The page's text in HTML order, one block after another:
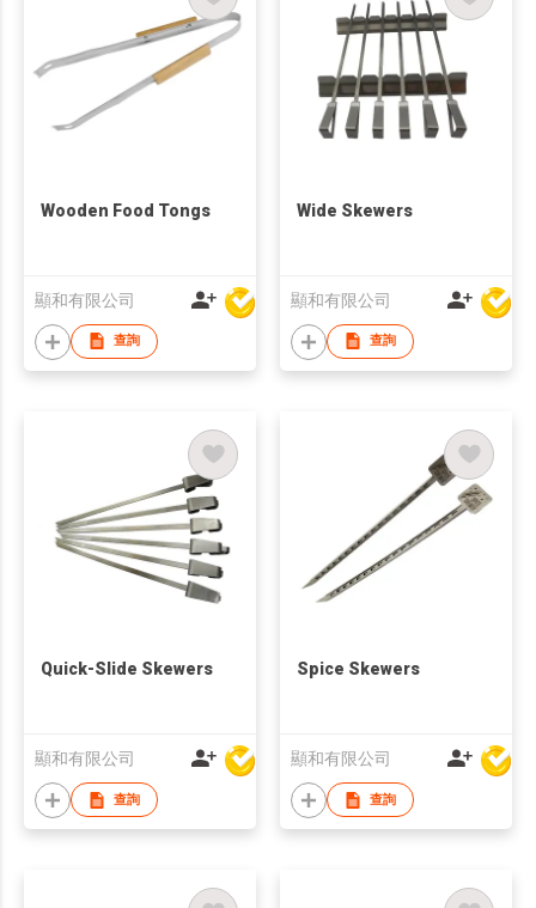
Wooden Food Tongs
顯和有限公司
查詢
Wide Skewers
顯和有限公司
查詢
Quick-Slide Skewers
顯和有限公司
查詢
Spice Skewers
顯和有限公司
查詢